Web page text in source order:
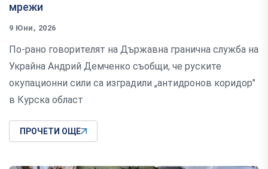
мрежи
9 Юни, 2026
По-рано говорителят на Държавна гранична служба на
Украйна Андрий Демченко съобщи, че руските
окупационни сили са изградили „антидронов коридор"
в Курска област
ПРОЧЕТИ ОЩЕ